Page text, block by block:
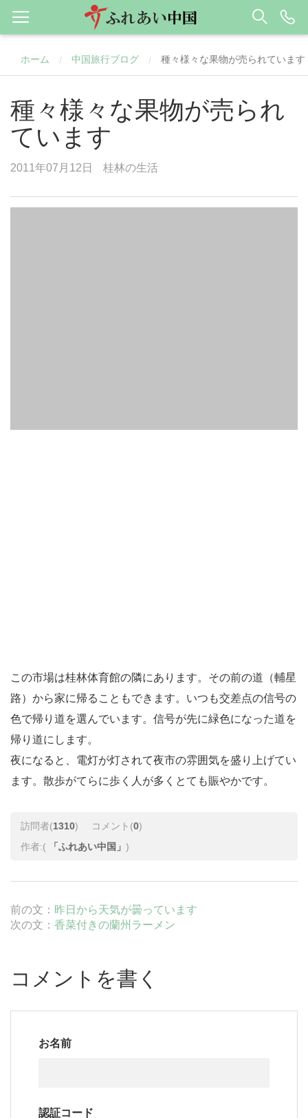
ホーム / 中国旅行ブログ / 種々様々な果物が売られています
種々様々な果物が売られ
ています
2011年07月12日 桂林の生活
この市場は桂林体育館の隣にあります。その前の道（輔星
路）から家に帰ることもできます。いつも交差点の信号の
色で帰り道を選んでいます。信号が先に緑色になった道を
帰り道にします。
夜になると、電灯が灯されて夜市の雰囲気を盛り上げてい
ます。散歩がてらに歩く人が多くとても賑やかです。
訪問者(1310) コメント(0)
作者:( 「ふれあい中国」 )
前の文： 昨日から天気が曇っています
次の文： 香菜付きの蘭州ラーメン
コメントを書く
お名前
認証コード